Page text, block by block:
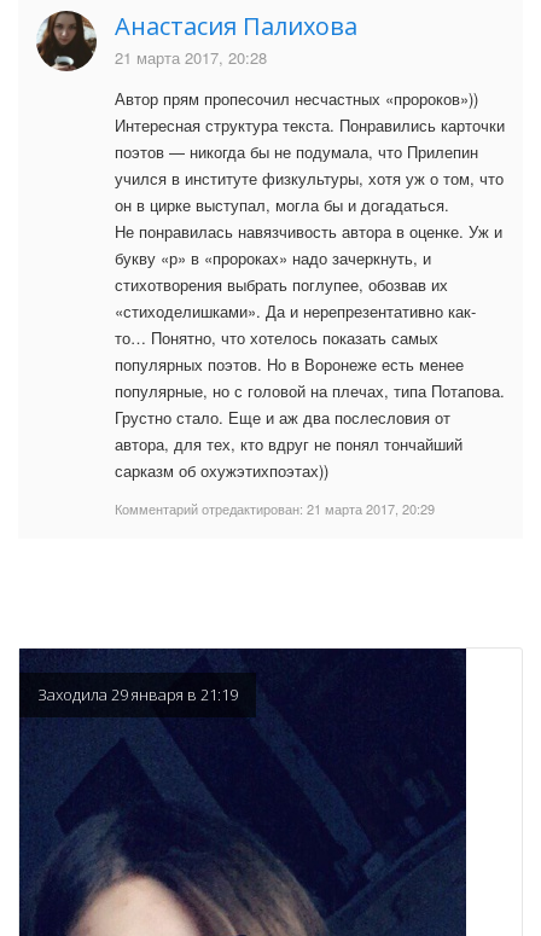
Анастасия Палихова
21 марта 2017, 20:28
Автор прям пропесочил несчастных «пророков»))
Интересная структура текста. Понравились карточки
поэтов — никогда бы не подумала, что Прилепин
учился в институте физкультуры, хотя уж о том, что
он в цирке выступал, могла бы и догадаться.
Не понравилась навязчивость автора в оценке. Уж и
букву «р» в «пророках» надо зачеркнуть, и
стихотворения выбрать поглупее, обозвав их
«стиходелишками». Да и нерепрезентативно как-
то… Понятно, что хотелось показать самых
популярных поэтов. Но в Воронеже есть менее
популярные, но с головой на плечах, типа Потапова.
Грустно стало. Еще и аж два послесловия от
автора, для тех, кто вдруг не понял тончайший
сарказм об охужэтихпоэтах))
Комментарий отредактирован: 21 марта 2017, 20:29
Заходила 29 января в 21:19